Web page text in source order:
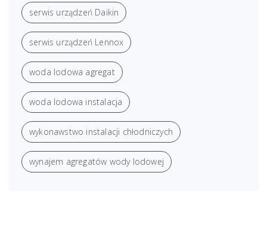
serwis urządzeń Daikin
serwis urządzeń Lennox
woda lodowa agregat
woda lodowa instalacja
wykonawstwo instalacji chłodniczych
wynajem agregatów wody lodowej